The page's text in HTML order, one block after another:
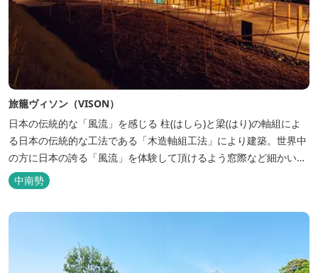
旅籠ヴィソン（VISON）
日本の伝統的な「風流」を感じる 柱(はしら)と梁(はり)の軸組によ
る日本の伝統的な工法である「木造軸組工法」により建築。世界中
の方に日本の誇る「風流」を体験して頂けるよう窓際など細かいデ
ィテールにこだわりました。4棟から成る旅籠棟では各棟1階に入居
するテナントプロデュースにより洗練された世界観を各客室でお楽
中南勢